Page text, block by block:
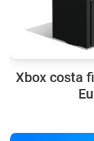
Xbox costa